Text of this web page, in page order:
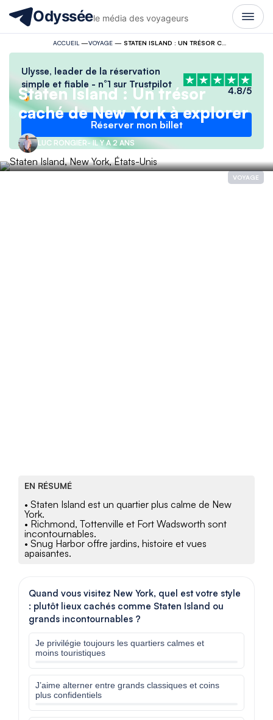
Odysséele média des voyageurs
ACCUEIL —VOYAGE— STATEN ISLAND : UN TRÉSOR CACHÉ DE NEW YORK À EXPLORER
Ulysse, leader de la réservation
simple et fiable - n°1 sur Trustpilot
4.8/5
Réserver mon billet
VOYAGE
Staten Island : Un trésor
caché de New York à explorer
LUC RONGIER- IL Y A 2 ANS
EN RÉSUMÉ
• Staten Island est un quartier plus calme de New
York.
• Richmond, Tottenville et Fort Wadsworth sont
incontournables.
• Snug Harbor offre jardins, histoire et vues
apaisantes.
Quand vous visitez New York, quel est votre style
: plutôt lieux cachés comme Staten Island ou
grands incontournables ?
Je privilégie toujours les quartiers calmes et
moins touristiques
J’aime alterner entre grands classiques et coins
plus confidentiels